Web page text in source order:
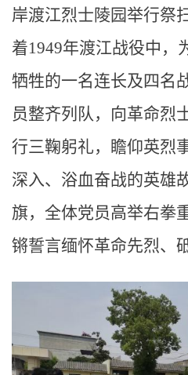
岸渡江烈士陵园举行祭
着1949年渡江战役中，
牺牲的一名连长及四名
员整齐列队，向革命烈
行三鞠躬礼，瞻仰英烈
深入、浴血奋战的英雄
旗，全体党员高举右拳
锵誓言缅怀革命先烈、